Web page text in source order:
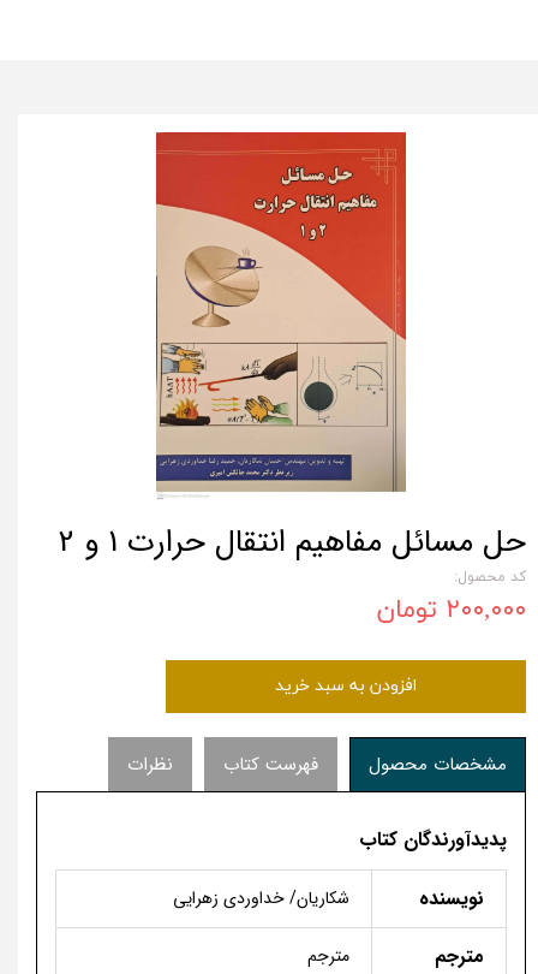
حل مسائل مفاهیم انتقال حرارت 1 و 2
کد محصول:
۲۰۰,۰۰۰ تومان
افزودن به سبد خرید
مشخصات محصول فهرست کتاب نظرات
پدیدآورندگان کتاب
نویسنده
شکاریان/ خداوردی زهرایی
مترجم مترجم